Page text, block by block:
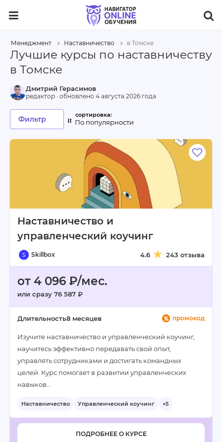
Менеджмент Наставничество в Томске
Лучшие курсы по наставничеству
в Томске
Наставничество и
управленческий коучинг
Skillbox 4.6 243 отзыва
от 4 096 ₽/мес.
или сразу 76 587 ₽
промокод
Длительность8 месяцев
Изучите наставничество и управленческий коучинг,
научитесь эффективно передавать свой опыт,
управлять сотрудниками и достигать командных
целей. Курс помогает в развитии управленческих
навыков…
Наставничество Управленческий коучинг +5
ПОДРОБНЕЕ О КУРСЕ
Дмитрий Герасимов
редактор · обновлено 4 августа 2026 года
Фильтр По популярности